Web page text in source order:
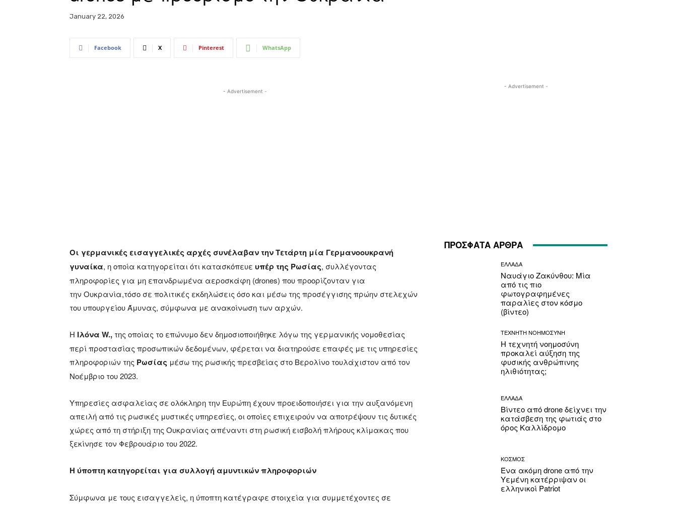
January 22, 2026
Facebook X Pinterest WhatsApp
- Advertisement -
Οι γερμανικές εισαγγελικές αρχές συνέλαβαν την Τετάρτη μία Γερμανοουκρανή
γυναίκα, η οποία κατηγορείται ότι κατασκόπευε υπέρ της Ρωσίας, συλλέγοντας
πληροφορίες για μη επανδρωμένα αεροσκάφη (drones) που προορίζονταν για
την Ουκρανία,τόσο σε πολιτικές εκδηλώσεις όσο και μέσω της προσέγγισης πρώην στελεχών
του υπουργείου Άμυνας, σύμφωνα με ανακοίνωση των αρχών.
Η Ιλόνα W., της οποίας το επώνυμο δεν δημοσιοποιήθηκε λόγω της γερμανικής νομοθεσίας
περί προστασίας προσωπικών δεδομένων, φέρεται να διατηρούσε επαφές με τις υπηρεσίες
πληροφοριών της Ρωσίας μέσω της ρωσικής πρεσβείας στο Βερολίνο τουλάχιστον από τον
Νοέμβριο του 2023.
Υπηρεσίες ασφαλείας σε ολόκληρη την Ευρώπη έχουν προειδοποιήσει για την αυξανόμενη
απειλή από τις ρωσικές μυστικές υπηρεσίες, οι οποίες επιχειρούν να αποτρέψουν τις δυτικές
χώρες από τη στήριξη της Ουκρανίας απέναντι στη ρωσική εισβολή πλήρους κλίμακας που
ξεκίνησε τον Φεβρουάριο του 2022.
Η ύποπτη κατηγορείται για συλλογή αμυντικών πληροφοριών
Σύμφωνα με τους εισαγγελείς, η ύποπτη κατέγραφε στοιχεία για συμμετέχοντες σε
- Advertisement -
ΠΡΟΣΦΑΤΑ ΑΡΘΡΑ
ΕΛΛΑΔΑ
Ναυάγιο Ζακύνθου: Μία
από τις πιο
φωτογραφημένες
παραλίες στον κόσμο
(βίντεο)
ΤΕΧΝΗΤΗ ΝΟΗΜΟΣΥΝΗ
Η τεχνητή νοημοσύνη
προκαλεί αύξηση της
φυσικής ανθρώπινης
ηλιθιότητας;
ΕΛΛΑΔΑ
Βίντεο από drone δείχνει την
κατάσβεση της φωτιάς στο
όρος Καλλίδρομο
ΚΟΣΜΟΣ
Ένα ακόμη drone από την
Υεμένη κατέρριψαν οι
ελληνικοί Patriot